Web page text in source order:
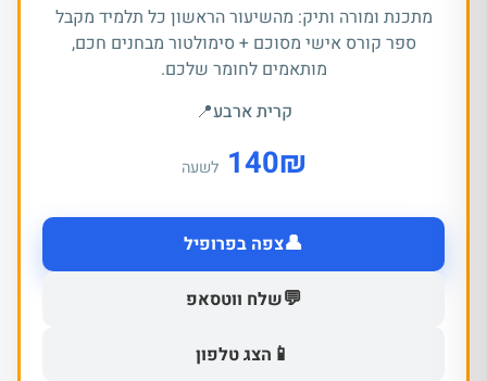
מתכנת ומורה ותיק: מהשיעור הראשון כל תלמיד מקבל
ספר קורס אישי מסוכם + סימולטור מבחנים חכם,
מותאמים לחומר שלכם.
קרית ארבע📍
₪
140 לשעה
👤צפה בפרופיל
💬שלח ווטסאפ
📱 הצג טלפון